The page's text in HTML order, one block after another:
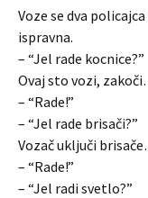
Voze se dva
ispravna.
– “Jel rade kocnice?”
Ovaj sto vozi,
– “Rade!”
– “Jel rade brisači?”
Vozač uključi
– “Rade!”
– “Jel radi svetlo?”